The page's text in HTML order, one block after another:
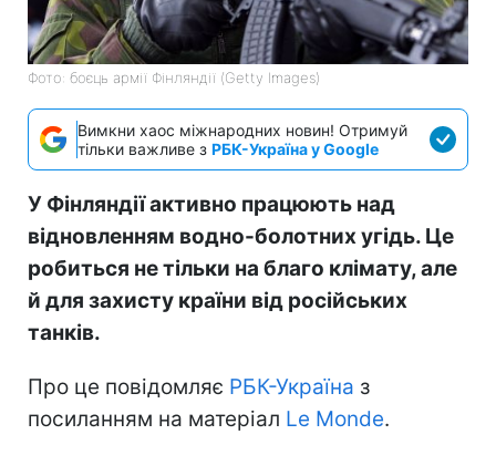
Фото: боєць армії Фінляндії (Getty Images)
Вимкни хаос міжнародних новин! Отримуй
тільки важливе з РБК-Україна у Google
У Фінляндії активно працюють над
відновленням водно-болотних угідь. Це
робиться не тільки на благо клімату, але
й для захисту країни від російських
танків.
Про це повідомляє РБК-Україна з
посиланням на матеріал Le Monde.